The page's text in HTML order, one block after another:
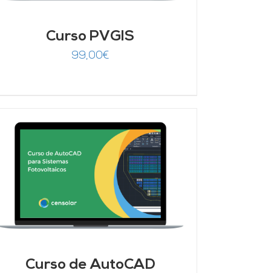
Curso PVGIS
99,00€
Curso de AutoCAD